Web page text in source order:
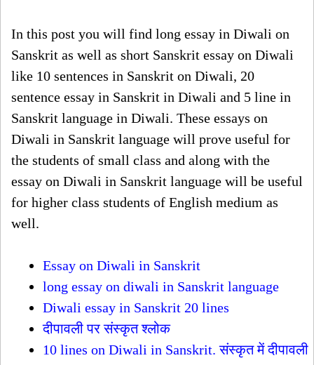
In this post you will find long essay in Diwali on
Sanskrit as well as short Sanskrit essay on Diwali
like 10 sentences in Sanskrit on Diwali, 20
sentence essay in Sanskrit in Diwali and 5 line in
Sanskrit language in Diwali. These essays on
Diwali in Sanskrit language will prove useful for
the students of small class and along with the
essay on Diwali in Sanskrit language will be useful
for higher class students of English medium as
well.
Essay on Diwali in Sanskrit
long essay on diwali in Sanskrit language
Diwali essay in Sanskrit 20 lines
दीपावली पर संस्कृत श्लोक
10 lines on Diwali in Sanskrit. संस्कृत में दीपावली